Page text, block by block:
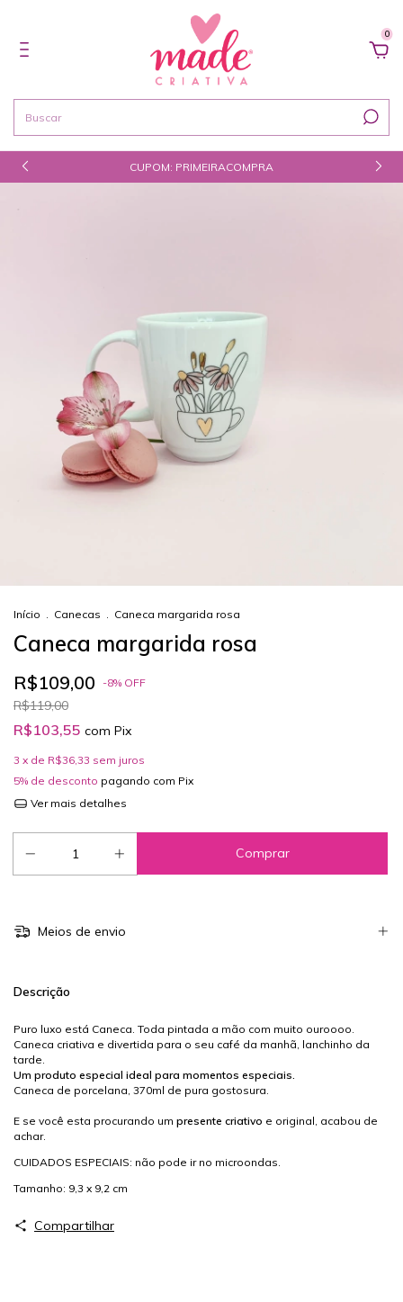
0
CUPOM: PRIMEIRACOMPRA
Início . Canecas . Caneca margarida rosa
Caneca margarida rosa
R$109,00 -8% OFF
R$119,00
R$103,55 com Pix
3 x de R$36,33 sem juros
5% de desconto pagando com Pix
Ver mais detalhes
Meios de envio
Descrição
Puro luxo está Caneca. Toda pintada a mão com muito ouroooo.
Caneca criativa e divertida para o seu café da manhã, lanchinho da
tarde.
Um produto especial ideal para momentos especiais.
Caneca de porcelana, 370ml de pura gostosura.
E se você esta procurando um presente criativo e original, acabou de
achar.
CUIDADOS ESPECIAIS: não pode ir no microondas.
Tamanho: 9,3 x 9,2 cm
Compartilhar